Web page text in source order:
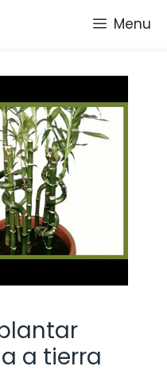
Menu
a tierra